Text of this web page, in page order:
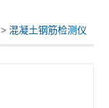
> 混凝土钢筋检测仪